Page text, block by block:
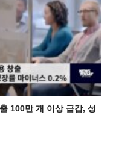
100만 개 이상 급감, 성